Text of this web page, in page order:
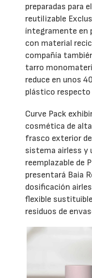
preparadas para
reutilizable
íntegramente en
con material
compañía
tarro
reduce en unos
plástico respecto
Curve Pack
cosmética de
frasco exterior
sistema airless y
reemplazable de
presentará Baia
dosificación
flexible
residuos de